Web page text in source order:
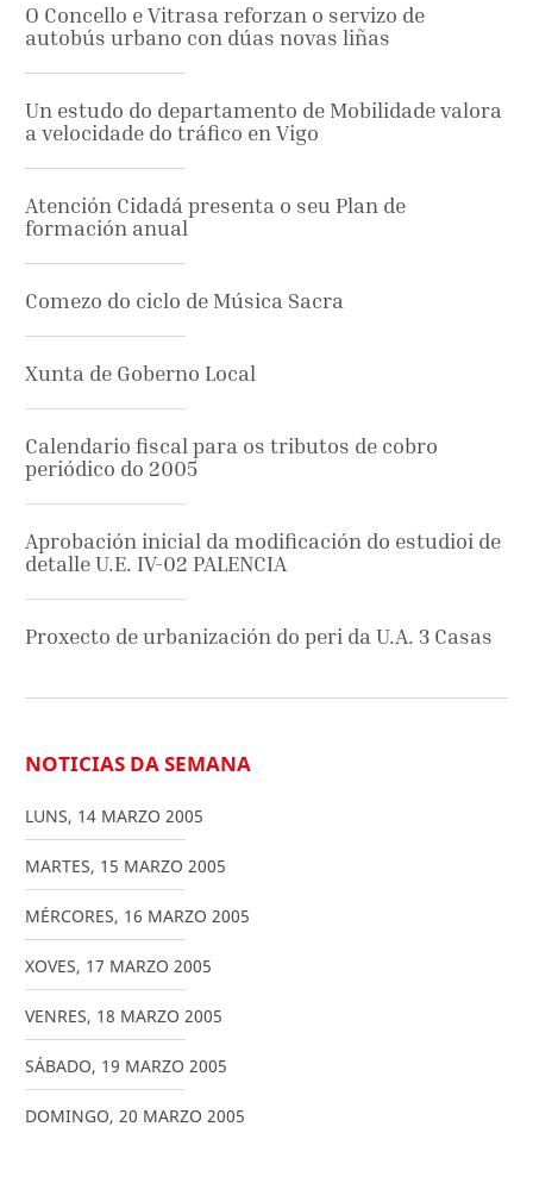
O Concello e Vitrasa reforzan o servizo de
autobús urbano con dúas novas liñas
Un estudo do departamento de Mobilidade valora
a velocidade do tráfico en Vigo
Atención Cidadá presenta o seu Plan de
formación anual
Comezo do ciclo de Música Sacra
Xunta de Goberno Local
Calendario fiscal para os tributos de cobro
periódico do 2005
Aprobación inicial da modificación do estudioi de
detalle U.E. IV-02 PALENCIA
Proxecto de urbanización do peri da U.A. 3 Casas
NOTICIAS DA SEMANA
LUNS, 14 MARZO 2005
MARTES, 15 MARZO 2005
MÉRCORES, 16 MARZO 2005
XOVES, 17 MARZO 2005
VENRES, 18 MARZO 2005
SÁBADO, 19 MARZO 2005
DOMINGO, 20 MARZO 2005